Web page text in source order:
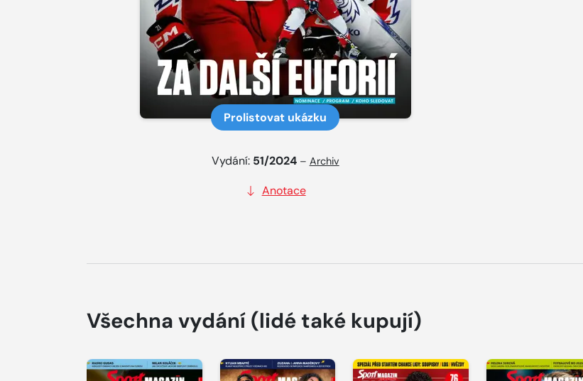
Prolistovat ukázku
Vydání: 51/2024 – Archiv
Anotace
Všechna vydání (lidé také kupují)